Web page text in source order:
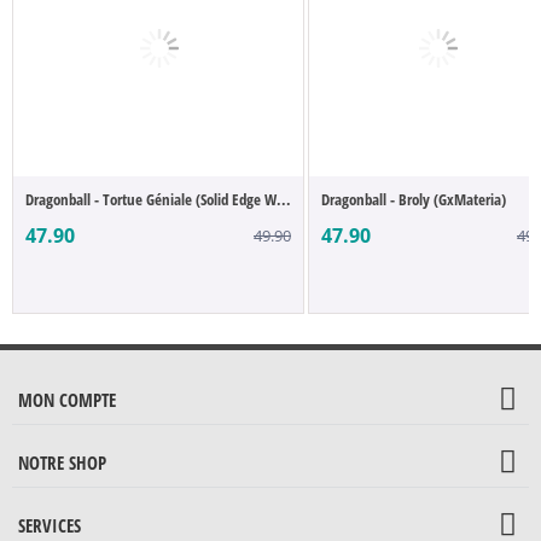
Dragonball - Tortue Géniale (Solid Edge W...
47.90 49.90
Dragonball - Broly (GxMateria)
47.90
MON COMPTE
NOTRE SHOP
SERVICES